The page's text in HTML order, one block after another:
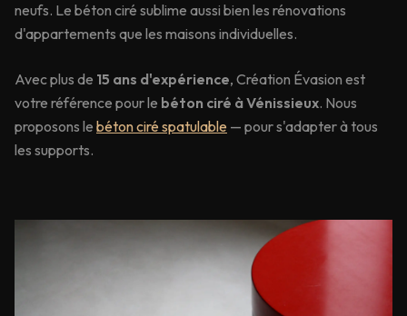
neufs. Le béton ciré sublime aussi bien les rénovations
d'appartements que les maisons individuelles.
Avec plus de 15 ans d'expérience, Création Évasion est
votre référence pour le béton ciré àVénissieux. Nous
proposons le béton ciré spatulable — pour s'adapter à tous
les supports.